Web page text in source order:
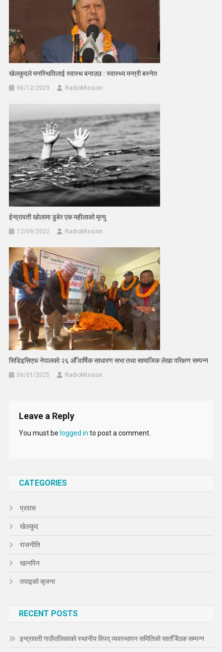
खेलकुदले मनस्थितिलाई स्वास्थ बनाउछ : स्वास्थ्य मन्त्री बस्नेत
06/12/2023 RadioMission
ईन्द्रावती खोलामा डुबेर एक महीलाको मृत्यु
12/09/2022 RadioMission
सिडिइसिएफ नेपालको २६ औँ वार्षिक साधारण सभा तथा सामाजिक लेखा परिक्षण सम्पन्न
06/01/2025 RadioMission
Leave a Reply
You must be logged in to post a comment.
CATEGORIES
प्रवास
खेलकुद
राजनीति
खानपिन
तपाइको सृजना
RECENT POSTS
इन्द्रावती गाउँपालिकाको स्थानीय विपद् व्यवस्थापन समितिको सातौँ बैठक सम्पन्न